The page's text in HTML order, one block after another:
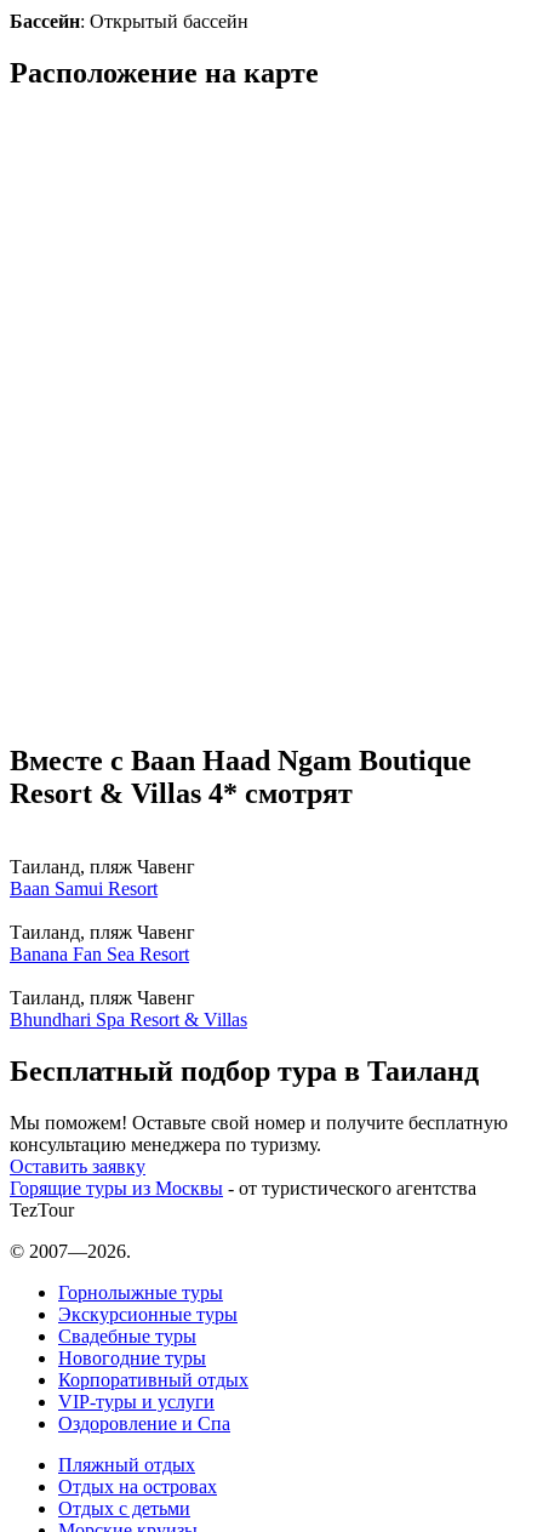
Бассейн: Открытый бассейн
Расположение на карте
Вместе с Baan Haad Ngam Boutique
Resort & Villas 4* смотрят
Таиланд, пляж Чавенг
Baan Samui Resort
Таиланд, пляж Чавенг
Banana Fan Sea Resort
Таиланд, пляж Чавенг
Bhundhari Spa Resort & Villas
Бесплатный подбор тура в Таиланд
Мы поможем! Оставьте свой номер и получите бесплатную
консультацию менеджера по туризму.
Оставить заявку
Горящие туры из Москвы - от туристического агентства
TezTour
© 2007—2026.
Горнолыжные туры
Экскурсионные туры
Свадебные туры
Новогодние туры
Корпоративный отдых
VIP-туры и услуги
Оздоровление и Спа
Пляжный отдых
Отдых на островах
Отдых с детьми